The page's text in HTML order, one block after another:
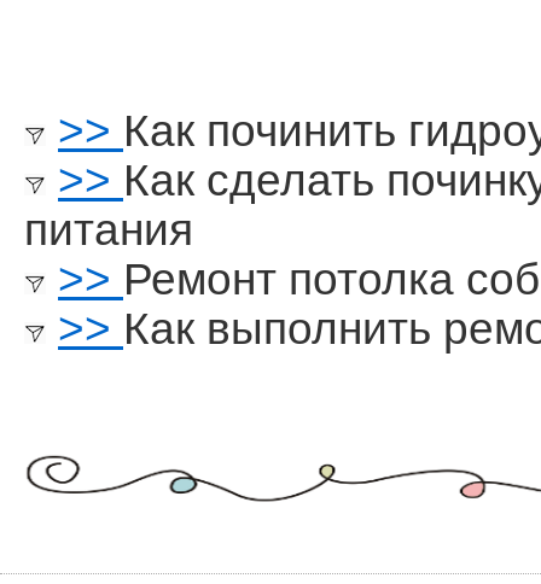
>> Как починить
>> Как сделать
питания
>> Ремонт потолка
>> Как выполнить